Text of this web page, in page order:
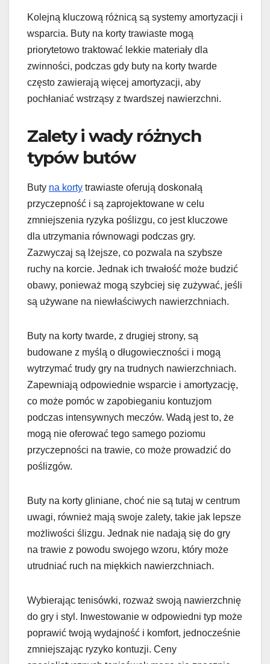
Kolejną kluczową różnicą są systemy amortyzacji i
wsparcia. Buty na korty trawiaste mogą
priorytetowo traktować lekkie materiały dla
zwinności, podczas gdy buty na korty twarde
często zawierają więcej amortyzacji, aby
pochłaniać wstrząsy z twardszej nawierzchni.
Zalety i wady różnych
typów butów
Buty na korty trawiaste oferują doskonałą
przyczepność i są zaprojektowane w celu
zmniejszenia ryzyka poślizgu, co jest kluczowe
dla utrzymania równowagi podczas gry.
Zazwyczaj są lżejsze, co pozwala na szybsze
ruchy na korcie. Jednak ich trwałość może budzić
obawy, ponieważ mogą szybciej się zużywać, jeśli
są używane na niewłaściwych nawierzchniach.
Buty na korty twarde, z drugiej strony, są
budowane z myślą o długowieczności i mogą
wytrzymać trudy gry na trudnych nawierzchniach.
Zapewniają odpowiednie wsparcie i amortyzację,
co może pomóc w zapobieganiu kontuzjom
podczas intensywnych meczów. Wadą jest to, że
mogą nie oferować tego samego poziomu
przyczepności na trawie, co może prowadzić do
poślizgów.
Buty na korty gliniane, choć nie są tutaj w centrum
uwagi, również mają swoje zalety, takie jak lepsze
możliwości ślizgu. Jednak nie nadają się do gry
na trawie z powodu swojego wzoru, który może
utrudniać ruch na miękkich nawierzchniach.
Wybierając tenisówki, rozważ swoją nawierzchnię
do gry i styl. Inwestowanie w odpowiedni typ może
poprawić twoją wydajność i komfort, jednocześnie
zmniejszając ryzyko kontuzji. Ceny